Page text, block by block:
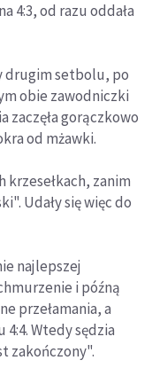
4:3, od razu oddała
drugim setbolu, po
obie zawodniczki
zaczęła gorączkowo
od mżawki.
krzesełkach, zanim
Udały się więc do
najlepszej
i późną
przełamania, a
Wtedy sędzia
zakończony".